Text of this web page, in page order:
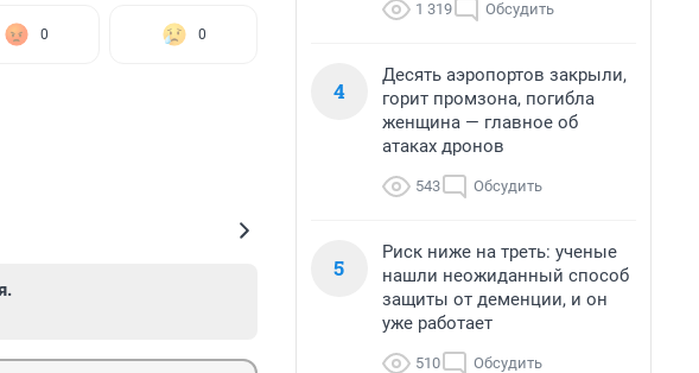
0 0
1 319 Обсудить
4
Десять аэропортов закрыли,
горит промзона, погибла
женщина — главное об
атаках дронов
543 Обсудить
5
Риск ниже на треть: ученые
нашли неожиданный способ
защиты от деменции, и он
уже работает
510 Обсудить